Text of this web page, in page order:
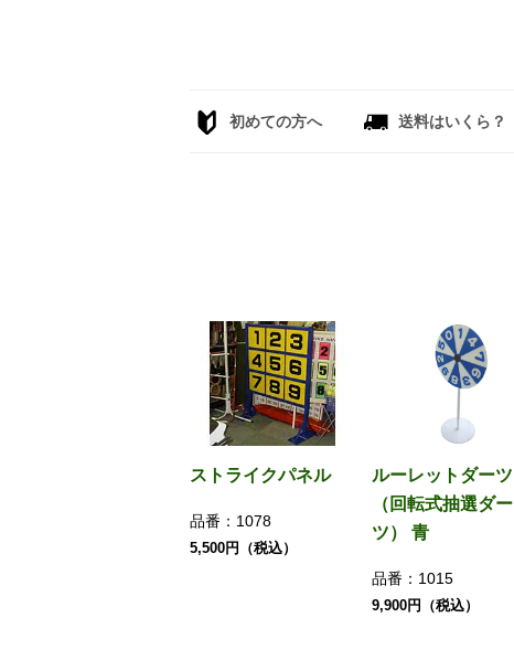
初めての方へ 送料はいくら？
ストライクパネル
品番： 1078
5,500円（税込）
ルーレットダーツ
（回転式抽選ダー
ツ） 青
品番： 1015
9,900円（税込）